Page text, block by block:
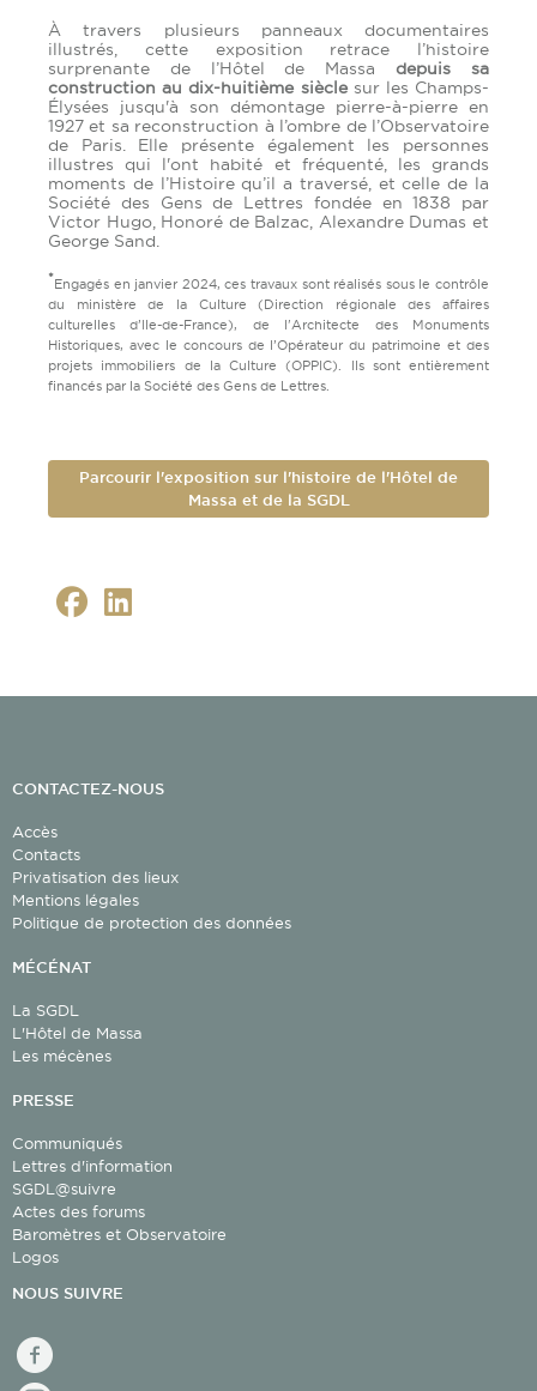
À travers plusieurs panneaux documentaires
illustrés, cette exposition retrace l’histoire
surprenante de l’Hôtel de Massadepuis sa
construction au dix-huitième sièclesur les Champs-
Élysées jusqu'à son démontage pierre-à-pierre en
1927 et sa reconstruction à l’ombre de l’Observatoire
de Paris. Elle présente également les personnes
illustres qui l'ont habité et fréquenté, les grands
moments de l’Histoire qu’il a traversé, et celle de la
Société des Gens de Lettres fondée en 1838 par
Victor Hugo, Honoré de Balzac, Alexandre Dumas et
George Sand.
*Engagés en janvier 2024, ces travaux sont réalisés sous le contrôle
du ministère de la Culture (Direction régionale des affaires
culturelles d’Ile-de-France), de l'Architecte des Monuments
Historiques, avec le concours de l’Opérateur du patrimoine et des
projets immobiliers de la Culture (OPPIC). Ils sont entièrement
financés par la Société des Gens de Lettres.
Parcourir l'exposition sur l'histoire de l'Hôtel de
Massa et de la SGDL
CONTACTEZ-NOUS
Accès
Contacts
Privatisation des lieux
Mentions légales
Politique de protection des données
MÉCÉNAT
La SGDL
L'Hôtel de Massa
Les mécènes
PRESSE
Communiqués
Lettres d'information
SGDL@suivre
Actes des forums
Baromètres et Observatoire
Logos
NOUS SUIVRE
facebook